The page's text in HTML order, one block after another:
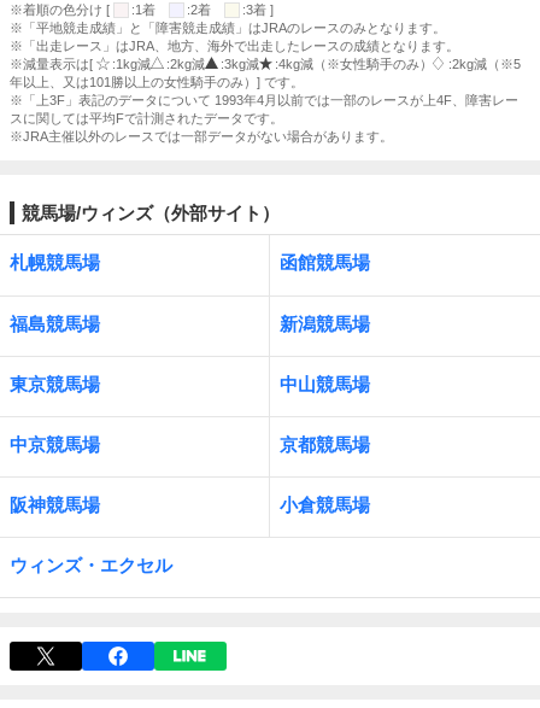
※着順の色分け [
:1着 :2着
:3着 ]
※「平地競走成績」と「障害競走成績」はJRAのレースのみとなります。
※「出走レース」はJRA、地方、海外で出走したレースの成績となります。
※減量表示は[
:1kg減 :2kg減 :3kg減 :4kg減（※女性騎手のみ）
:2kg減（※5
年以上、又は101勝以上の女性騎手のみ）] です。
※「上3F」表記のデータについて 1993年4月以前では一部のレースが上4F、障害レー
スに関しては平均Fで計測されたデータです。
※JRA主催以外のレースでは一部データがない場合があります。
競馬場/ウィンズ（外部サイト）
札幌競馬場 函館競馬場
福島競馬場 新潟競馬場
東京競馬場 中山競馬場
中京競馬場 京都競馬場
阪神競馬場 小倉競馬場
ウィンズ・エクセル